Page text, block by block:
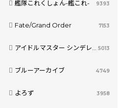
艦隊これくしょん-艦これ- 9393
Fate/Grand Order 7153
アイドルマスター シンデレラガールズ 5013
ブルーアーカイブ 4749
よろず 3958